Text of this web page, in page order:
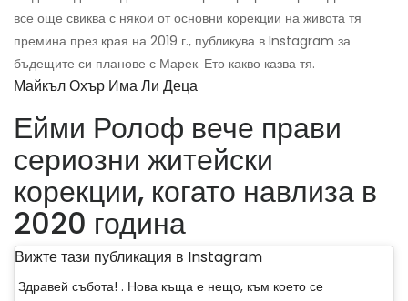
все още свиква с някои от основни корекции на живота тя
премина през края на 2019 г., публикува в Instagram за
бъдещите си планове с Марек. Ето какво казва тя.
Майкъл Охър Има Ли Деца
Ейми Ролоф вече прави
сериозни житейски
корекции, когато навлиза в
2020 година
Вижте тази публикация в Instagram
Здравей събота! . Нова къща е нещо, към което се